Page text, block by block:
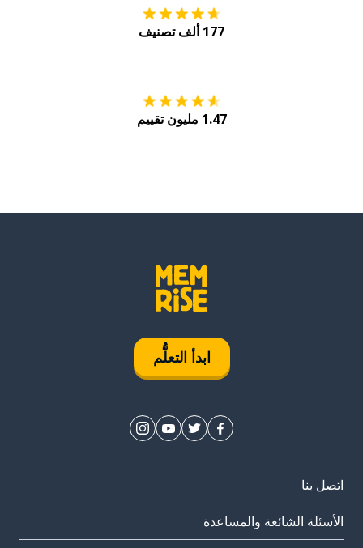
177 ألف تصنيف
1.47 مليون تقييم
ابدأ التعلُّم
اتصل بنا
الأسئلة الشائعة والمساعدة